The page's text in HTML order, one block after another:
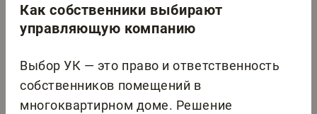
Как собственники выбирают
управляющую компанию
Выбор УК — это право и ответственность
собственников помещений в
многоквартирном доме. Решение